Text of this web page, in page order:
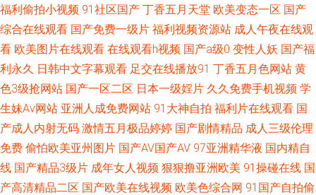
va 在线视频免费区 国产精品高清欧美 欧美国产福利姬91吃瓜 午夜福利激情
网 91性生活视频 国产又色又爽 日本一区网站 影视播放 国产91精选 女兵人3
未删减版 香蕉网在线观看亚 www99肏 人人爱亚洲尤物 91豆花网页免费 国
产女人的高 欧美色老精品 亚洲精品一 超级看 精品无码一区二区三区不卡 日
日噜噜夜夜狠狠 中国真实偷乱视频 国产精品日韩无 欧美精品免费在线 午夜
宅男国产在线播放 97在线观看免费高清电视剧最新版本 6080影院在线观看
福利偷拍小视频 91社区国产 丁香五月天堂 欧美变态一区 国产
综合在线观看 国产免费一级片 福利视频资源站 成人午夜在线观
看 欧美图片在线观看 在线观看h视频 国产a级0 变性人妖 国产福
利永久 日韩中文字幕观看 足交在线播放91 丁香五月色网站 黄
色3级抢网站 国产一区二区 日本一级婬片 久久免费手机视频 学
生妹Av网站 亚洲人成免费网站 91大神自拍 福利片在线观看 国
产成人内射无码 激情五月极品婷婷 国产剧情精品 成人三级伦理
免费 偷怕欧美亚州图片 国产AV国产AV 97亚洲精华液 国内精自
线 国产精品3级片 成年女人视频 狠狠撸亚洲欧美 91操碰在线 国
产高清精品二区 国产欧美在线视频 欧美色综合网 91国产自拍偷